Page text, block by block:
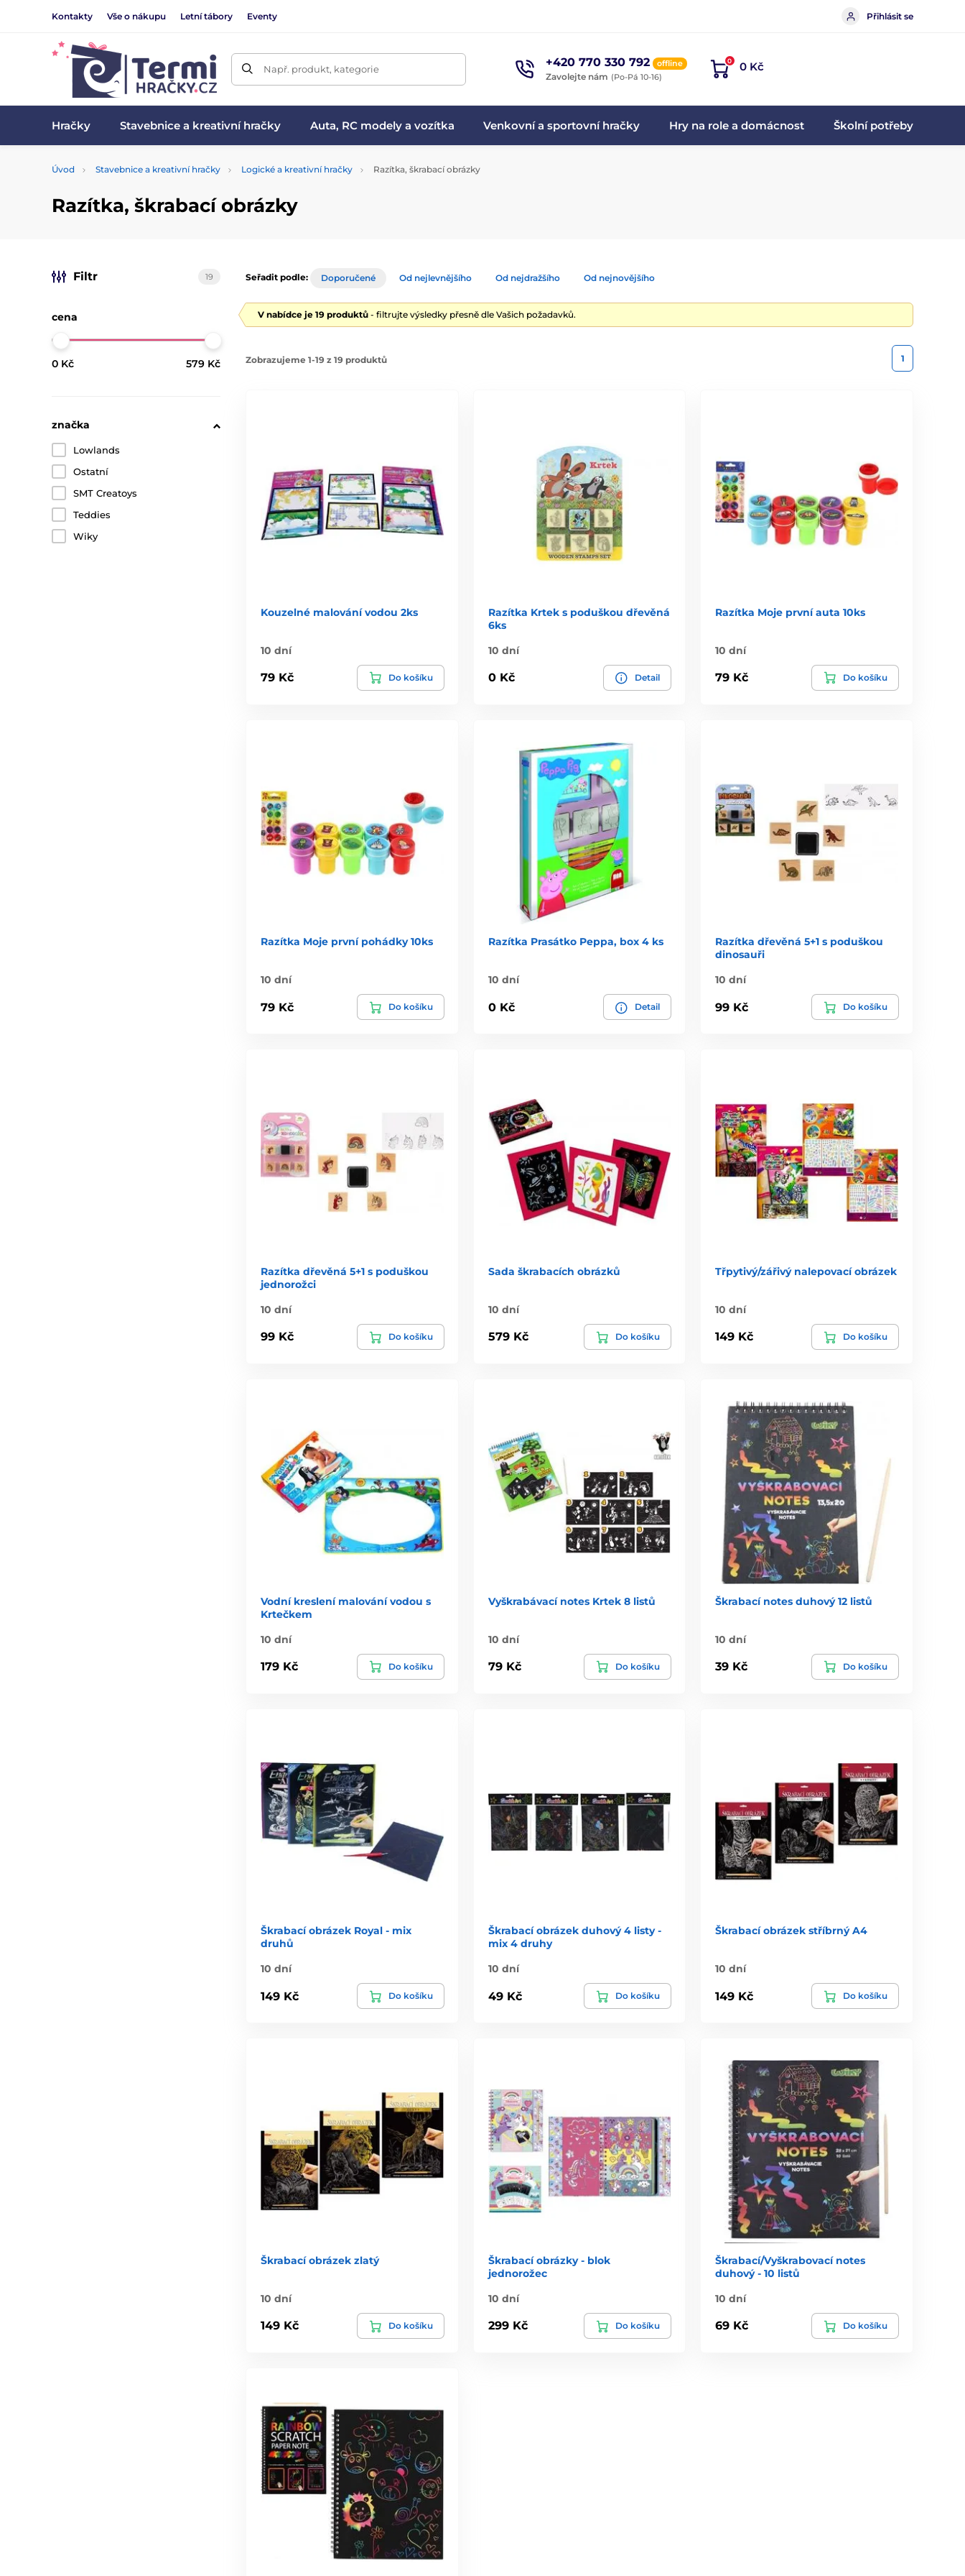
Kontakty Vše o nákupu Letní tábory Eventy Přihlásit se
Např. produkt, kategorie +420 770 330 792 offline
Zavolejte nám (Po-Pá 10-16)
0 0 Kč
Hračky Stavebnice a kreativní hračky Auta, RC modely a vozítka Venkovní a sportovní hračky Hry na role a domácnost Školní potřeby
Úvod Stavebnice a kreativní hračky Logické a kreativní hračky Razítka, škrabací obrázky
Razítka, škrabací obrázky
Filtr 19
cena
0 Kč 579 Kč
značka
Lowlands
Ostatní
SMT Creatoys
Teddies
Wiky
Seřadit podle: Doporučené Od nejlevnějšího Od nejdražšího Od nejnovějšího
V nabídce je 19 produktů - filtrujte výsledky přesně dle Vašich požadavků.
Zobrazujeme 1-19 z 19 produktů 1
Kouzelné malování vodou 2ks
10 dní
79 Kč Do košíku
Razítka Krtek s poduškou dřevěná
6ks
10 dní
0 Kč Detail
Razítka Moje první auta 10ks
10 dní
79 Kč Do košíku
Razítka Moje první pohádky 10ks
10 dní
79 Kč Do košíku
Razítka Prasátko Peppa, box 4 ks
10 dní
0 Kč Detail
Razítka dřevěná 5+1 s poduškou
dinosauři
10 dní
99 Kč Do košíku
Razítka dřevěná 5+1 s poduškou
jednorožci
10 dní
99 Kč Do košíku
Sada škrabacích obrázků
10 dní
579 Kč Do košíku
Třpytivý/zářivý nalepovací obrázek
10 dní
149 Kč Do košíku
Vodní kreslení malování vodou s
Krtečkem
10 dní
179 Kč Do košíku
Vyškrabávací notes Krtek 8 listů
10 dní
79 Kč Do košíku
Škrabací notes duhový 12 listů
10 dní
39 Kč Do košíku
Škrabací obrázek Royal - mix
druhů
10 dní
149 Kč Do košíku
Škrabací obrázek duhový 4 listy -
mix 4 druhy
10 dní
49 Kč Do košíku
Škrabací obrázek stříbrný A4
10 dní
149 Kč Do košíku
Škrabací obrázek zlatý
10 dní
149 Kč Do košíku
Škrabací obrázky - blok
jednorožec
10 dní
299 Kč Do košíku
Škrabací/Vyškrabovací notes
duhový - 10 listů
10 dní
69 Kč Do košíku